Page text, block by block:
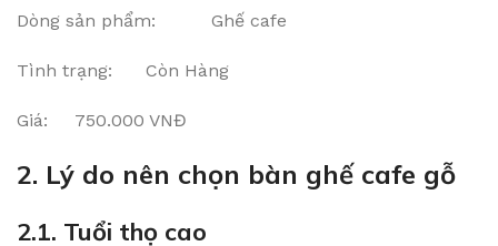
Dòng sản phẩm: Ghế cafe
Tình trạng: Còn Hàng
Giá: 750.000 VNĐ
2. Lý do nên chọn bàn ghế cafe gỗ
2.1. Tuổi thọ cao